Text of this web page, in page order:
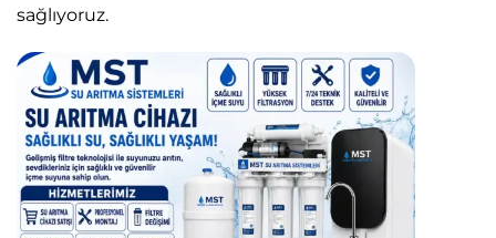
sağlıyoruz.